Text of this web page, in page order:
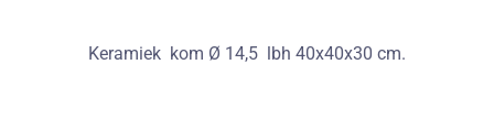
Keramiek kom Ø 14,5 lbh 40x40x30 cm.